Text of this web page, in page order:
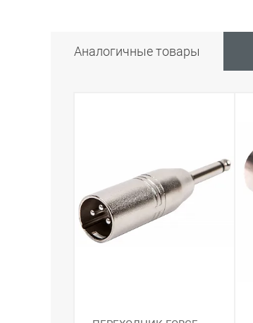
Аналогичные товары